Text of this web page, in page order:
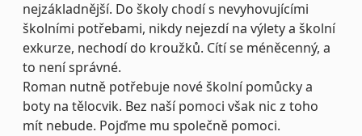
nejzákladnější. Do školy chodí s nevyhovujícími
školními potřebami, nikdy nejezdí na výlety a školní
exkurze, nechodí do kroužků. Cítí se méněcenný, a
to není správné.
Roman nutně potřebuje nové školní pomůcky a
boty na tělocvik. Bez naší pomoci však nic z toho
mít nebude. Pojďme mu společně pomoci.